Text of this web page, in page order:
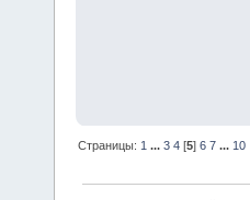
Страницы: 1 ...3 4 [5]6 7 ... 10